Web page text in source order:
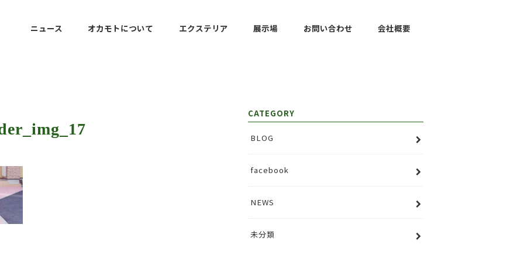
ニュース オカモトについて エクステリア 展示場 お問い合わせ 会社概要
CATEGORY
BLOG
facebook
NEWS
未分類